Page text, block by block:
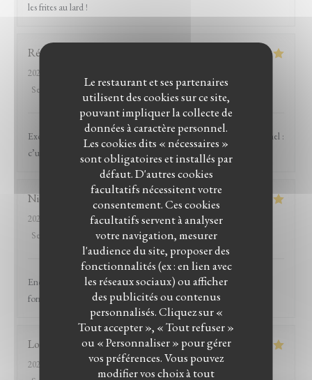
Le restaurant et ses partenaires
utilisent des cookies sur ce site,
pouvant impliquer la collecte de
données à caractère personnel.
Les cookies dits « nécessaires »
sont obligatoires et installés par
défaut. D'autres cookies
facultatifs nécessitent votre
consentement. Ces cookies
facultatifs servent à analyser
votre navigation, mesurer
l'audience du site, proposer des
fonctionnalités (ex : en lien avec
les réseaux sociaux) ou afficher
des publicités ou contenus
personnalisés. Cliquez sur «
Tout accepter », « Tout refuser »
ou « Personnaliser » pour gérer
vos préférences. Vous pouvez
modifier vos choix à tout
les frites au lard !
Rémy
2026-08-06
Service
Ambiance: 5/5 Cuisine: 5/5 Qualité / Prix
Excellent restaurant, le lieu est très agréable tout comme le personnel :
c’une bonne cuisine qui en vaut le détour
Nicolas
2026-07-31
- 20:15 - Couverts 5
Service
Ambiance: 5/5 Cuisine: 5 /5 Qualité / Prix
Encore un excellent moment passé au Witloof. L'équipe est
formidable et la nourriture excellente !
Louis
2026-07-31
- 19:45 - Couverts 2
LE BISTROT DU WITLOOF